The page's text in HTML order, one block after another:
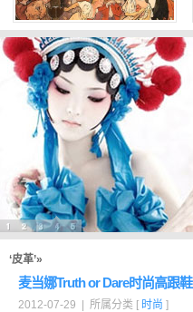
‘皮革’»
麦当娜Truth or Dare时尚高跟鞋
2012-07-29 | 所属分类 [ 时尚 ]